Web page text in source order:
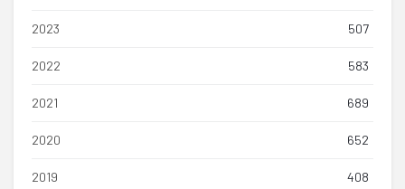
2023 507
2022 583
2021 689
2020 652
2019 408